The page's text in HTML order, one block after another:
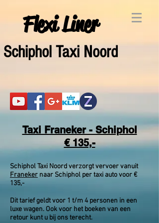
Flexi Liner
Schiphol Taxi Noord
Taxi Franeker - Schiphol
€ 135,-
Schiphol Taxi Noord verzorgt vervoer vanuit
Franeker naar Schiphol per taxi auto voor €
135,-
Dit tarief geldt voor 1 t/m 4 personen in een
luxe wagen. Ook voor het boeken van een
retour kunt u bij ons terecht.